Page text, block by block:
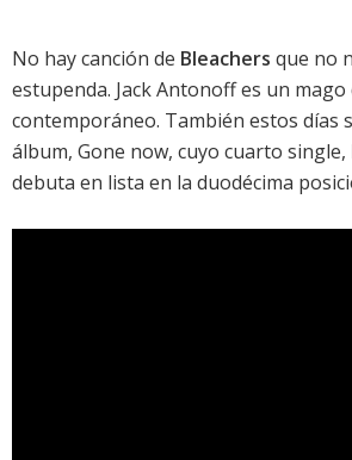
No hay canción de Bleachers que no
estupenda. Jack Antonoff es un mago
contemporáneo. También estos días
álbum, Gone now, cuyo cuarto single,
debuta en lista en la duodécima